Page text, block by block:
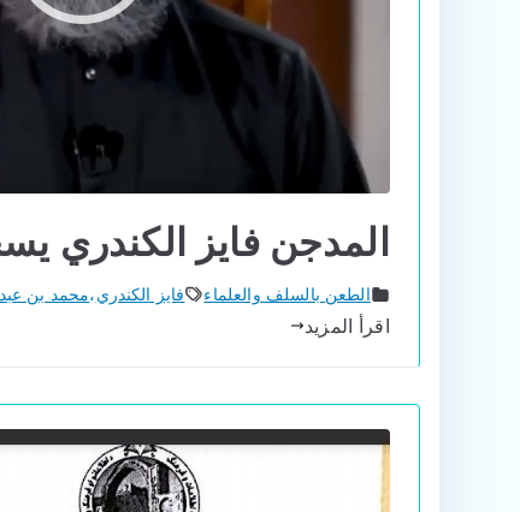
المدجن فايز الكندري
الطعن بالسلف والعلماء فايز الكندري،محمد بن
اقرأ المزيد